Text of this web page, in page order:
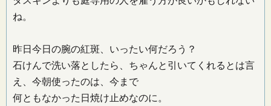
ね。
昨日今日の腕の紅斑、いったい何だろう？
石けんで洗い落としたら、ちゃんと引いてくれるとは言
え、今朝使ったのは、今まで
何ともなかった日焼け止めなのに。